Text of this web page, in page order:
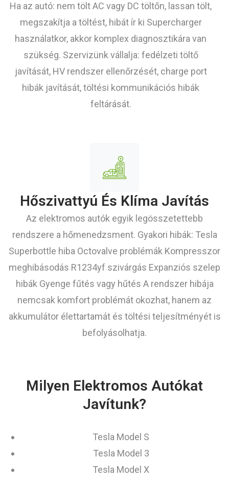
Ha az autó: nem tölt AC vagy DC töltőn, lassan tölt,
megszakítja a töltést, hibát ír ki Supercharger
használatkor, akkor komplex diagnosztikára van
szükség. Szervizünk vállalja: fedélzeti töltő
javítását, HV rendszer ellenőrzését, charge port
hibák javítását, töltési kommunikációs hibák
feltárását.
Hőszivattyú És Klíma Javítás
Az elektromos autók egyik legösszetettebb
rendszere a hőmenedzsment. Gyakori hibák: Tesla
Superbottle hiba Octovalve problémák Kompresszor
meghibásodás R1234yf szivárgás Expanziós szelep
hibák Gyenge fűtés vagy hűtés A rendszer hibája
nemcsak komfort problémát okozhat, hanem az
akkumulátor élettartamát és töltési teljesítményét is
befolyásolhatja.
Milyen Elektromos Autókat
Javítunk?
Tesla Model S
Tesla Model 3
Tesla Model X